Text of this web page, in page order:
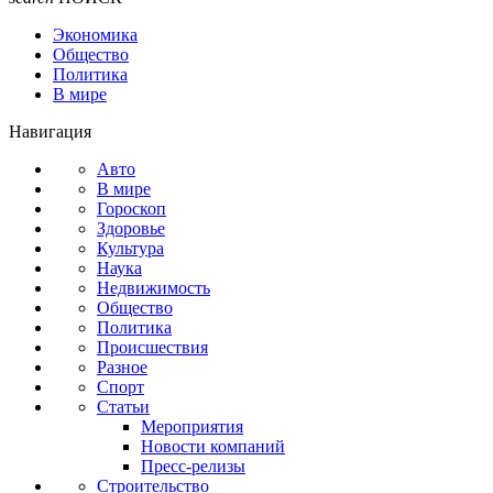
Экономика
Общество
Политика
В мире
Навигация
Авто
В мире
Гороскоп
Здоровье
Культура
Наука
Недвижимость
Общество
Политика
Происшествия
Разное
Спорт
Статьи
Мероприятия
Новости компаний
Пресс-релизы
Строительство